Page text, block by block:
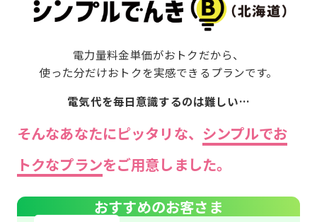
電力量料金単価がおトクだから、
使った分だけおトクを実感できるプランです。
電気代を毎日意識するのは難しい…
そんなあなたにピッタリな、 シンプルでお
トクなプランをご用意しました。
おすすめのお客さま